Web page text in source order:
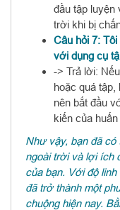
đầu tập luyện
trời khi bị
Câu hỏi 7:
với dụng cụ
-> Trả lời:
hoặc quá tập,
nên bắt đầu
kiến của
Như vậy, bạn đã có
ngoài trời và lợi ích
của bạn. Với độ
đã trở thành một
chuộng hiện nay.